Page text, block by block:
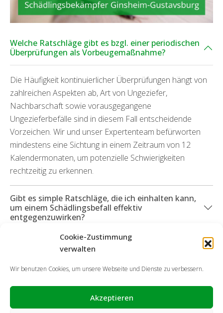
Cookie-Zustimmung
verwalten
Wir benutzen Cookies, um unsere Webseite und Dienste zu verbessern.
Akzeptieren
Welche Ratschläge gibt es bzgl. einer periodischen
Überprüfungen als Vorbeugemaßnahme?
Die Häufigkeit kontinuierlicher Überprüfungen hängt von
zahlreichen Aspekten ab, Art von Ungeziefer,
Nachbarschaft sowie vorausgegangene
Ungezieferbefälle sind in diesem Fall entscheidende
Vorzeichen. Wir und unser Expertenteam befürworten
mindestens eine Sichtung in einem Zeitraum von 12
Kalendermonaten, um potenzielle Schwierigkeiten
rechtzeitig zu erkennen.
Gibt es simple Ratschläge, die ich einhalten kann,
um einem Schädlingsbefall effektiv
entgegenzuwirken?
Was passiert, wenn Beschädigungen durch die
Insekten in Erscheinung getreten sind?